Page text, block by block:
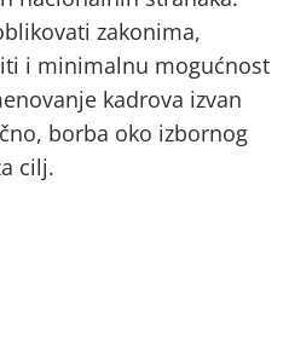
zakonima,
i minimalnu mogućnost
kadrova izvan
borba oko izbornog
cilj.